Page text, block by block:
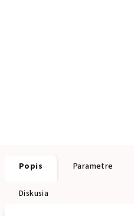
Popis Parametre
Diskusia